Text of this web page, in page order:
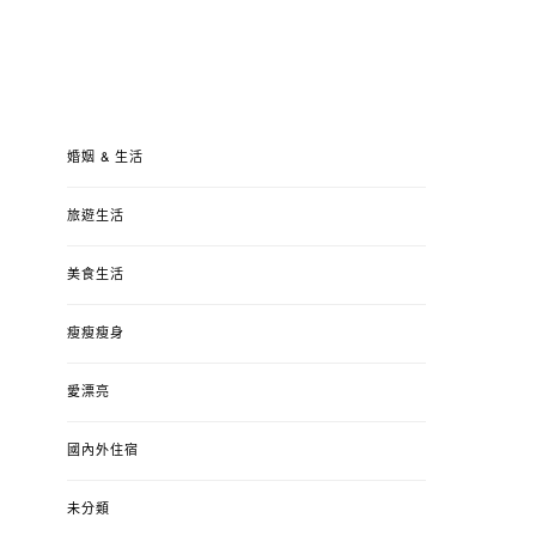
婚姻 & 生活
旅遊生活
美食生活
瘦瘦瘦身
愛漂亮
國內外住宿
未分類